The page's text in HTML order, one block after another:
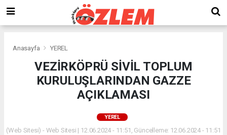
Anasayfa YEREL
VEZİRKÖPRÜ SİVİL TOPLUM
KURULUŞLARINDAN GAZZE
AÇIKLAMASI
YEREL
(Web Sitesi) - Web Sitesi | 12.06.2024 - 11:51, Güncelleme: 12.06.2024 - 11:51